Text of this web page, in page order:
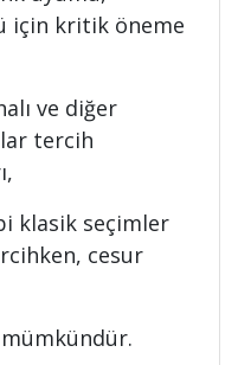
için kritik öneme
ve diğer
tercih
klasik seçimler
cesur